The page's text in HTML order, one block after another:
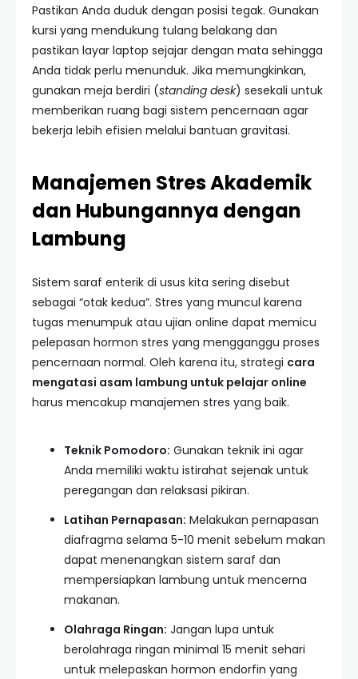
Pastikan Anda duduk dengan posisi tegak. Gunakan
kursi yang mendukung tulang belakang dan
pastikan layar laptop sejajar dengan mata sehingga
Anda tidak perlu menunduk. Jika memungkinkan,
gunakan meja berdiri (standing desk) sesekali untuk
memberikan ruang bagi sistem pencernaan agar
bekerja lebih efisien melalui bantuan gravitasi.
Manajemen Stres Akademik
dan Hubungannya dengan
Lambung
Sistem saraf enterik di usus kita sering disebut
sebagai “otak kedua”. Stres yang muncul karena
tugas menumpuk atau ujian online dapat memicu
pelepasan hormon stres yang mengganggu proses
pencernaan normal. Oleh karena itu, strategi cara
mengatasi asam lambung untuk pelajar online
harus mencakup manajemen stres yang baik.
Teknik Pomodoro: Gunakan teknik ini agar
Anda memiliki waktu istirahat sejenak untuk
peregangan dan relaksasi pikiran.
Latihan Pernapasan: Melakukan pernapasan
diafragma selama 5-10 menit sebelum makan
dapat menenangkan sistem saraf dan
mempersiapkan lambung untuk mencerna
makanan.
Olahraga Ringan: Jangan lupa untuk
berolahraga ringan minimal 15 menit sehari
untuk melepaskan hormon endorfin yang